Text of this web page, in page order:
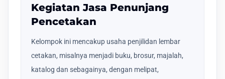
Kegiatan Jasa Penunjang
Pencetakan
Kelompok ini mencakup usaha penjilidan lembar
cetakan, misalnya menjadi buku, brosur, majalah,
katalog dan sebagainya, dengan melipat,